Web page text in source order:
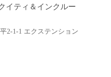
イティ＆インクルー
2-1-1 エクステンション